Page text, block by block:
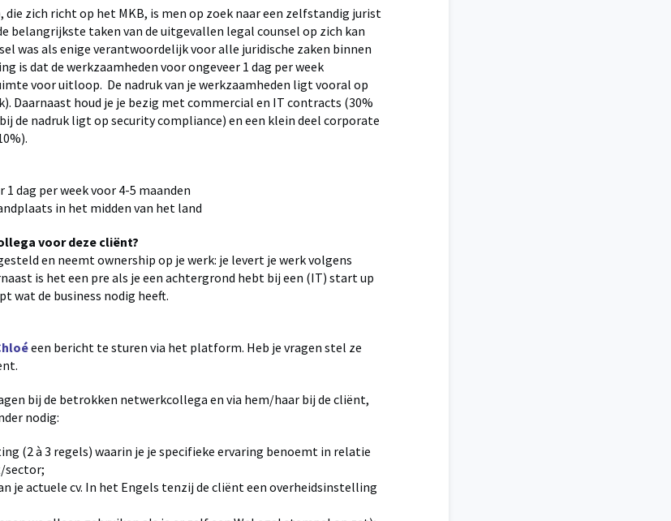
die zich richt op het MKB, is men op zoek naar een zelfstandig jurist
belangrijkste taken van de uitgevallen legal counsel op zich kan
was als enige verantwoordelijk voor alle juridische zaken binnen
is dat de werkzaamheden voor ongeveer 1 dag per week
voor uitloop. De nadruk van je werkzaamheden ligt vooral op
Daarnaast houd je je bezig met commercial en IT contracts (30%
de nadruk ligt op security compliance) en een klein deel corporate
dag per week voor 4-5 maanden
in het midden van het land
voor deze cliënt?
en neemt ownership op je werk: je levert je werk volgens
is het een pre als je een achtergrond hebt bij een (IT) start up
wat de business nodig heeft.
een bericht te sturen via het platform. Heb je vragen stel ze
bij de betrokken netwerkcollega en via hem/haar bij de cliënt,
nodig:
(2 à 3 regels) waarin je je specifieke ervaring benoemt in relatie
sector;
je actuele cv. In het Engels tenzij de cliënt een overheidsinstelling